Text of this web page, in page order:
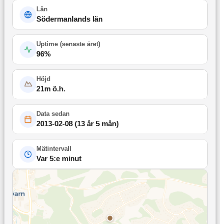
Län
Södermanlands län
Uptime (senaste året)
96%
Höjd
21m ö.h.
Data sedan
2013-02-08(13 år 5 mån)
Mätintervall
Var 5:e minut